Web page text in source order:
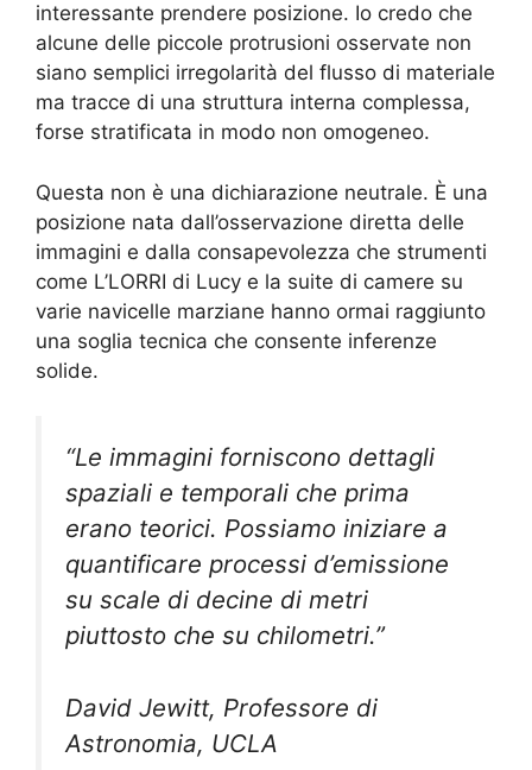
interessante prendere posizione. Io credo che
alcune delle piccole protrusioni osservate non
siano semplici irregolarità del flusso di materiale
ma tracce di una struttura interna complessa,
forse stratificata in modo non omogeneo.
Questa non è una dichiarazione neutrale. È una
posizione nata dall’osservazione diretta delle
immagini e dalla consapevolezza che strumenti
come L’LORRI di Lucy e la suite di camere su
varie navicelle marziane hanno ormai raggiunto
una soglia tecnica che consente inferenze
solide.
“Le immagini forniscono dettagli
spaziali e temporali che prima
erano teorici. Possiamo iniziare a
quantificare processi d’emissione
su scale di decine di metri
piuttosto che su chilometri.”
David Jewitt, Professore di
Astronomia, UCLA